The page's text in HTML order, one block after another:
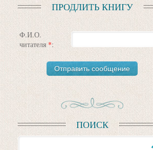
ПРОДЛИТЬ КНИГУ
Ф.И.О.
читателя *:
ПОИСК